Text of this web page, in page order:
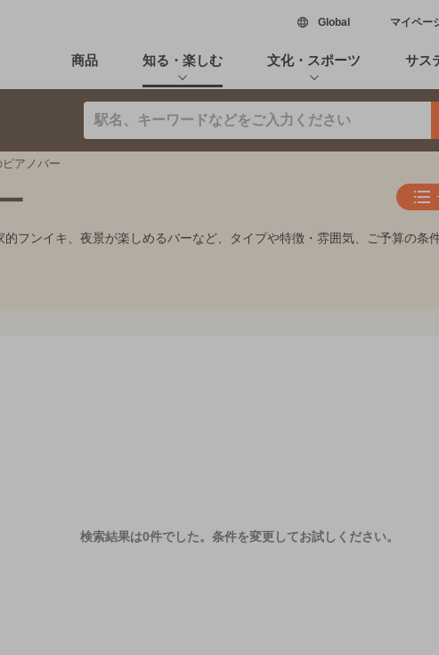
Global新しいウィンドウ
マイペー
商品 知る・楽しむ 文化・スポーツ サス
アノバー
フンイキ、夜景が楽しめるバーなど、タイプや特徴・雰囲気、ご予算の条
検索結果は0件でした。 条件を変更してお試しください。